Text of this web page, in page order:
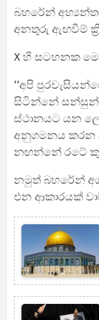
බහරේන්
අනතුරු ඇඟවීම්
X හි සටහනක
‘‘අපි
සිටින්නේ
ස්ථානයට යන
අනුගමනය කරන
නඟන්නේ රටේ
නමුත් බහරේන්
එන ආකාරයක්